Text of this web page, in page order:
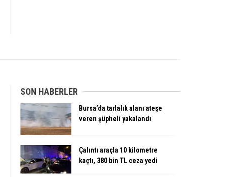
SON HABERLER
Bursa’da tarlalık alanı ateşe
veren şüpheli yakalandı
Çalıntı araçla 10 kilometre
kaçtı, 380 bin TL ceza yedi